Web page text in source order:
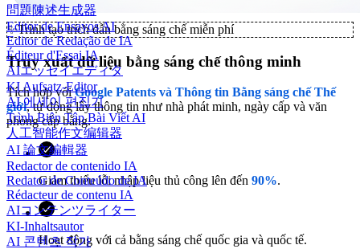
問題陳述生成器
Editor de Ensayos AI
Editor de Redação de IA
Éditeur d'Essai IA
AIエッセイエディタ
KI Aufsatz-Editor
AI 에세이 편집기
Trình Biên Tập Bài Viết AI
人工智能作文编辑器
AI 論文編輯器
Redactor de contenido IA
Redator de Conteúdo de IA
Rédacteur de contenu IA
AIコンテンツライター
KI-Inhaltsautor
AI 콘텐츠 작가
✨Trình tạo trích dẫn bằng sáng chế miễn phí
Truy xuất dữ liệu bằng sáng chế thông minh
Tích hợp vớiGoogle Patents và Thông tin Bằng sáng chế Thế
giới, tự động lấy thông tin như nhà phát minh, ngày cấp và văn
phòng cấp bằng.
Giảm thiểu lỗi nhập liệu thủ công lên đến 90%.
Hoạt động với cả bằng sáng chế quốc gia và quốc tế.